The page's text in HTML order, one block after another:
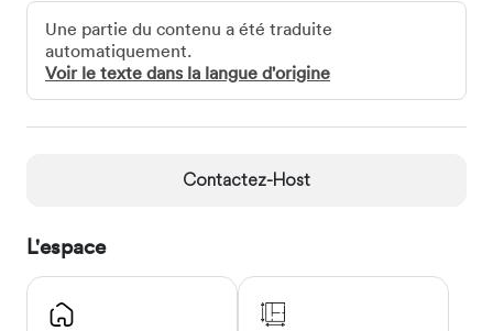
Accès clients
Appartement complet, avec 2 places de parking
Interaction avec les clients
dans le New Jersey, et vous pouvez me contacter à
Incontournables du quartier
Idéalement situé, cet appartement répond à tous vos
besoins. À l'arrière de l'immeuble, il donne sur Laurel
Une partie du contenu a été traduite
automatiquement.
Voir le texte dans la langue d'origine
Contactez-Host
L'espace